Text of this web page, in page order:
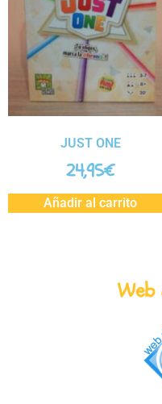
JUST ONE
24,95€
Añadir al carrito
Web